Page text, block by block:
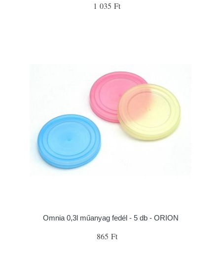
1 035 Ft
Omnia 0,3l műanyag fedél - 5 db - ORION
865 Ft